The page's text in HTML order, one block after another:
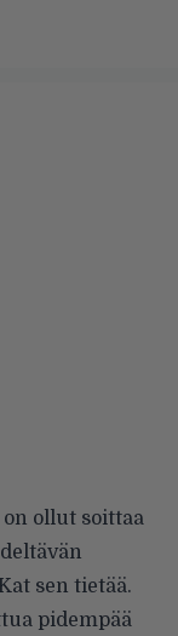
ollut soittaa
sen tietää.
pidempää